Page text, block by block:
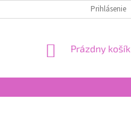
Prihlásenie
NÁKUPNÝ
Prázdny košík